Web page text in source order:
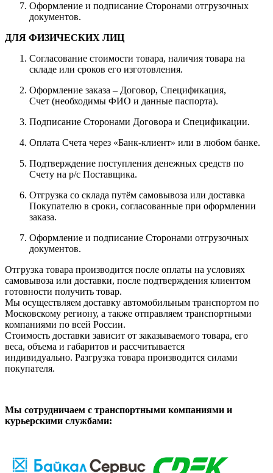
Оформление и подписание Сторонами отгрузочных
документов.
ДЛЯ ФИЗИЧЕСКИХ ЛИЦ
Согласование стоимости товара, наличия товара на
складе или сроков его изготовления.
Оформление заказа – Договор, Спецификация,
Счет (необходимы ФИО и данные паспорта).
Подписание Сторонами Договора и Спецификации.
Оплата Счета через «Банк-клиент» или в любом банке.
Подтверждение поступления денежных средств по
Счету на р/с Поставщика.
Отгрузка со склада путём самовывоза или доставка
Покупателю в сроки, согласованные при оформлении
заказа.
Оформление и подписание Сторонами отгрузочных
документов.
Отгрузка товара производится после оплаты на условиях
самовывоза или доставки, после подтверждения клиентом
готовности получить товар.
Мы осуществляем доставку автомобильным транспортом по
Московскому региону, а также отправляем транспортными
компаниями по всей России.
Стоимость доставки зависит от заказываемого товара, его
веса, объема и габаритов и рассчитывается
индивидуально. Разгрузка товара производится силами
покупателя.
Мы сотрудничаем с транспортными компаниями и
курьерскими службами: